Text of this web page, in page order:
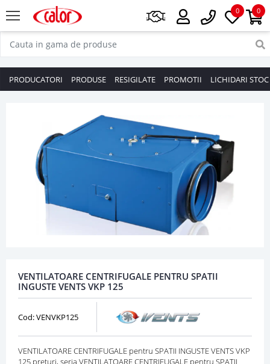
0
0
PRODUCATORI PRODUSE RESIGILATE PROMOTII LICHIDARI STOC
VENTILATOARE CENTRIFUGALE PENTRU SPATII
INGUSTE VENTS VKP 125
Cod: VENVKP125
VENTILATOARE CENTRIFUGALE pentru SPATII INGUSTE VENTS VKP
125 preturi, seria VENTILATOARE CENTRIFUGALE pentru SPATII